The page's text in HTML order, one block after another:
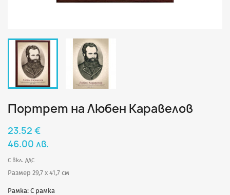
Портрет на Любен Каравелов
23.52 €
46.00 лв.
С вкл. ДДС
Размер 29,7 х 41,7 см
Рамка: С рамка